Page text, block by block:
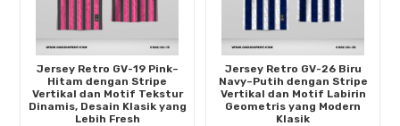
Jersey Retro GV-19 Pink–
Hitam dengan Stripe
Vertikal dan Motif Tekstur
Dinamis, Desain Klasik yang
Lebih Fresh
Jersey Retro GV-26 Biru
Navy–Putih dengan Stripe
Vertikal dan Motif Labirin
Geometris yang Modern
Klasik